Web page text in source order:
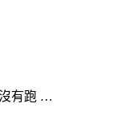
沒有跑 …